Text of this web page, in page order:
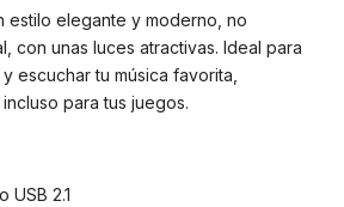
estilo elegante y moderno, no
con unas luces atractivas. Ideal para
escuchar tu música favorita,
para tus juegos.
USB 2.1